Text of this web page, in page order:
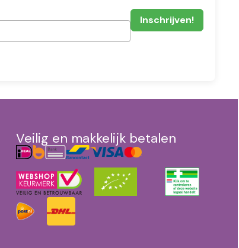
Veilig en makkelijk betalen